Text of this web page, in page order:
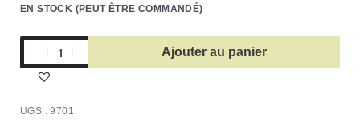
EN STOCK (PEUT ÊTRE COMMANDÉ)
Ajouter au panier
9701